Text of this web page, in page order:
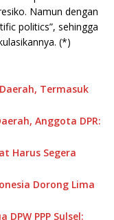
Namun dengan
politics”, sehingga
(*)
Termasuk
Anggota DPR:
Harus Segera
Dorong Lima
DPW PPP Sulsel: